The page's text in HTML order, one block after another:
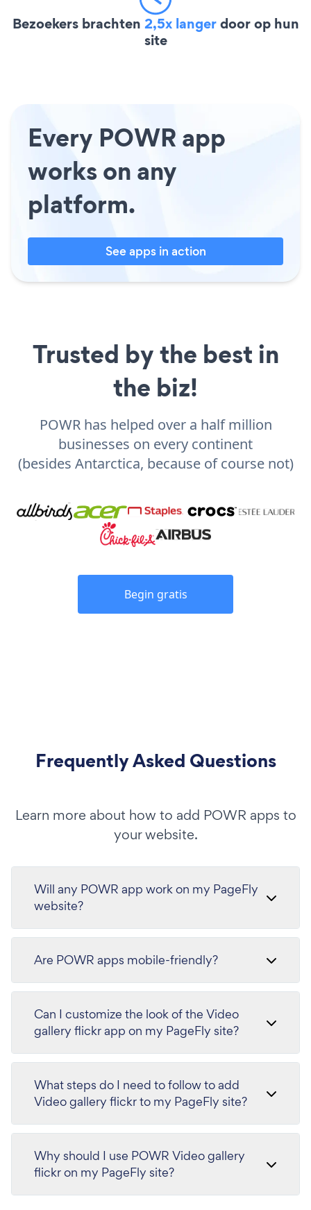
Bezoekers brachten 2,5x langerdoor op hun
site
Every POWR app
works on any
platform.
See apps in action
Trusted by the best in
the biz!
POWR has helped over a half million
businesses on every continent
(besides Antarctica, because of course not)
Begin gratis
Frequently Asked Questions
Learn more about how to add POWR apps to
your website.
Will any POWR app work on my PageFly
website?
Are POWR apps mobile-friendly?
Can I customize the look of the Video
gallery flickr app on my PageFly site?
What steps do I need to follow to add
Video gallery flickr to my PageFly site?
Why should I use POWR Video gallery
flickr on my PageFly site?